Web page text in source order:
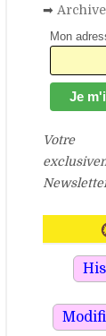
➡ Archive
Mon
Votre